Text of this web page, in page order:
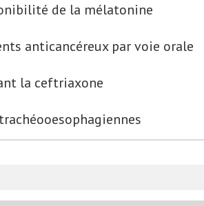
de la mélatonine
anticancéreux par voie orale
la ceftriaxone